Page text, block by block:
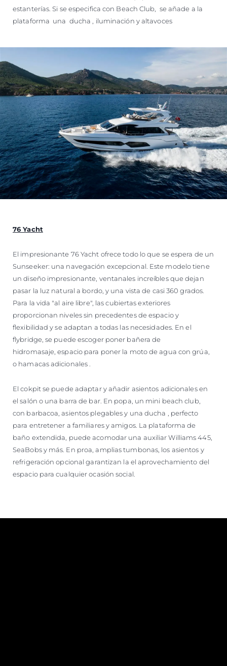
estanterías. Si se especifica con Beach Club, se añade a la
plataforma una ducha , iluminación y altavoces
76 Yacht
El impresionante 76 Yacht ofrece todo lo que se espera de un
Sunseeker: una navegación excepcional. Este modelo tiene
un diseño impresionante, ventanales increíbles que dejan
pasar la luz natural a bordo, y una vista de casi 360 grados.
Para la vida "al aire libre", las cubiertas exteriores
proporcionan niveles sin precedentes de espacio y
flexibilidad y se adaptan a todas las necesidades. En el
flybridge, se puede escoger poner bañera de
hidromasaje, espacio para poner la moto de agua con grúa,
o hamacas adicionales .
El cokpit se puede adaptar y añadir asientos adicionales en
el salón o una barra de bar. En popa, un mini beach club,
con barbacoa, asientos plegables y una ducha , perfecto
para entretener a familiares y amigos. La plataforma de
baño extendida, puede acomodar una auxiliar Williams 445,
SeaBobs y más. En proa, amplias tumbonas, los asientos y
refrigeración opcional garantizan la el aprovechamiento del
espacio para cualquier ocasión social.